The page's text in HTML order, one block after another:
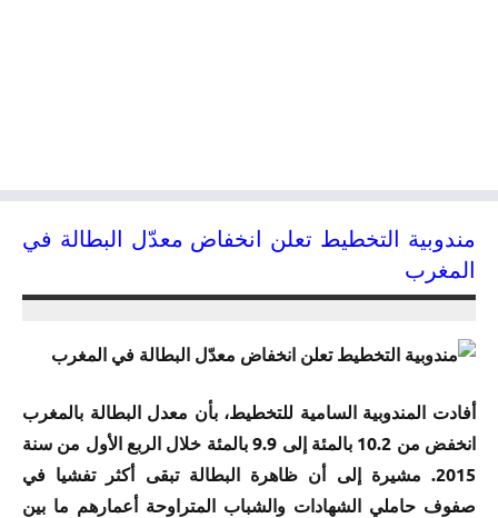
مندوبية التخطيط تعلن انخفاض معدّل البطالة في
المغرب
أفادت المندوبية السامية للتخطيط، بأن معدل البطالة بالمغرب
انخفض من 10.2 بالمئة إلى 9.9 بالمئة خلال الربع الأول من سنة
2015. مشيرة إلى أن ظاهرة البطالة تبقى أكثر تفشيا في
صفوف حاملي الشهادات والشباب المتراوحة أعمارهم ما بين